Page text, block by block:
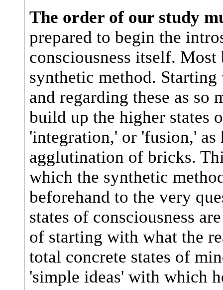
The order of our study
prepared to begin the
consciousness itself.
synthetic method.
and regarding these as so
build up the higher states
'integration,' or 'fusion,' as
agglutination of bricks.
which the synthetic
beforehand to the very
states of consciousness
of starting with what the
total concrete states of
'simple ideas' with which